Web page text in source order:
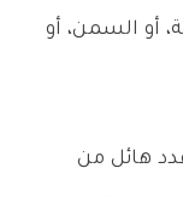
أو السمن، أو
هائل من